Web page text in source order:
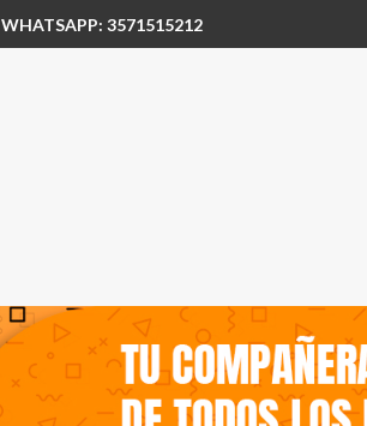
WHATSAPP: 3571515212